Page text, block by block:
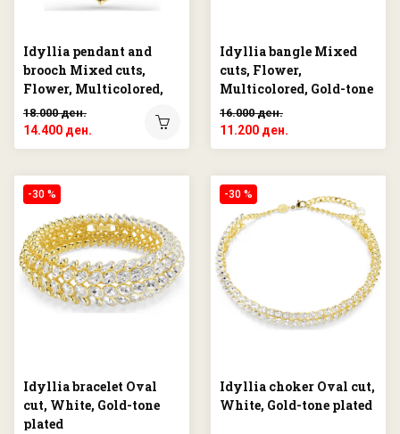
Idyllia pendant and
brooch Mixed cuts,
Flower, Multicolored,
Gold-tone plated
18.000 ден.
14.400 ден.
Idyllia bangle Mixed
cuts, Flower,
Multicolored, Gold-tone
plated
16.000 ден.
11.200 ден.
-30 %
Idyllia bracelet Oval
cut, White, Gold-tone
plated
-30 %
Idyllia choker Oval cut,
White, Gold-tone plated